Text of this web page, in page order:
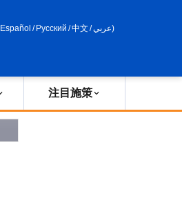
Español / Русский /中文 /عربي)
注目施策